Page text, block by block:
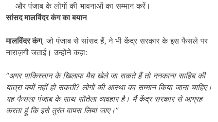
और पंजाब के लोगों की भावनाओं का सम्मान करें।
सांसद मालविंदर कंग का बयान
मालविंदर कंग, जो पंजाब से सांसद हैं, ने भी केंद्र सरकार के इस फैसले पर
नाराज़गी जताई। उन्होंने कहा:
“अगर पाकिस्तान के खिलाफ मैच खेले जा सकते हैं तो ननकाना साहिब की
यात्रा क्यों नहीं हो सकती? लोगों की आस्था का सम्मान किया जाना चाहिए।
यह फैसला पंजाब के साथ सौतेला व्यवहार है। मैं केंद्र सरकार से आग्रह
करता हूं कि इसे तुरंत वापस लिया जाए।”